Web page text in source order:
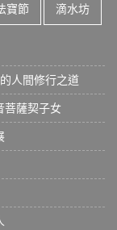
寶節 滴水坊
人間修行之道
薩契子女